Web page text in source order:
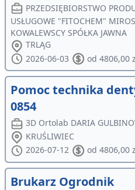
PRZEDSIĘBIORSTWO
USŁUGOWE "FITOCHEM"
KOWALEWSCY SPÓŁKA JAWNA
TRLĄG
2026-06-03
od 4806,00
Pomoc technika
0854
3D Ortolab DARIA
KRUŚLIWIEC
2026-07-12
od 4806,00
Brukarz Ogrodnik